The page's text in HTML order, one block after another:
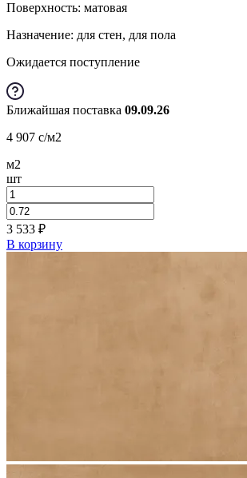
Поверхность: матовая
Назначение: для стен, для пола
Ожидается поступление
Ближайшая поставка 09.09.26
4 907 c/м2
м2
шт
3 533 ₽
В корзину